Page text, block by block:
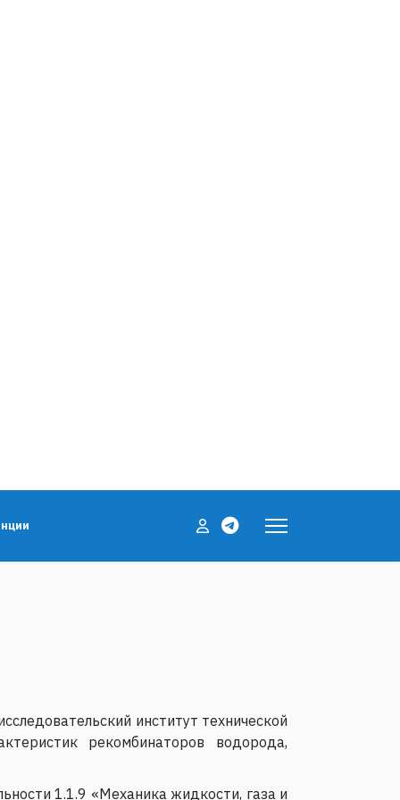
институт технической
рекомбинаторов водорода,
1.1.9 «Механика жидкости, газа и